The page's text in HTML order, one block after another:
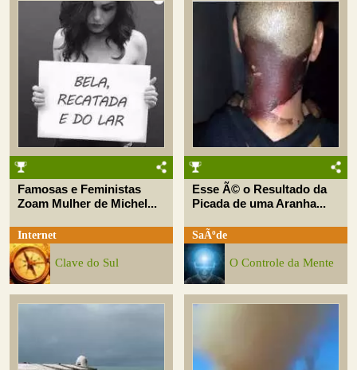
Famosas e Feministas
Zoam Mulher de Michel...
Internet
Clave do Sul
Esse Ã© o Resultado da
Picada de uma Aranha...
SaÃºde
O Controle da Mente